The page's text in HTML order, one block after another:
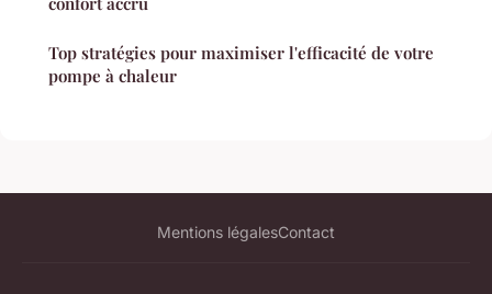
Top stratégies pour maximiser l'efficacité de votre
pompe à chaleur
Mentions légalesContact